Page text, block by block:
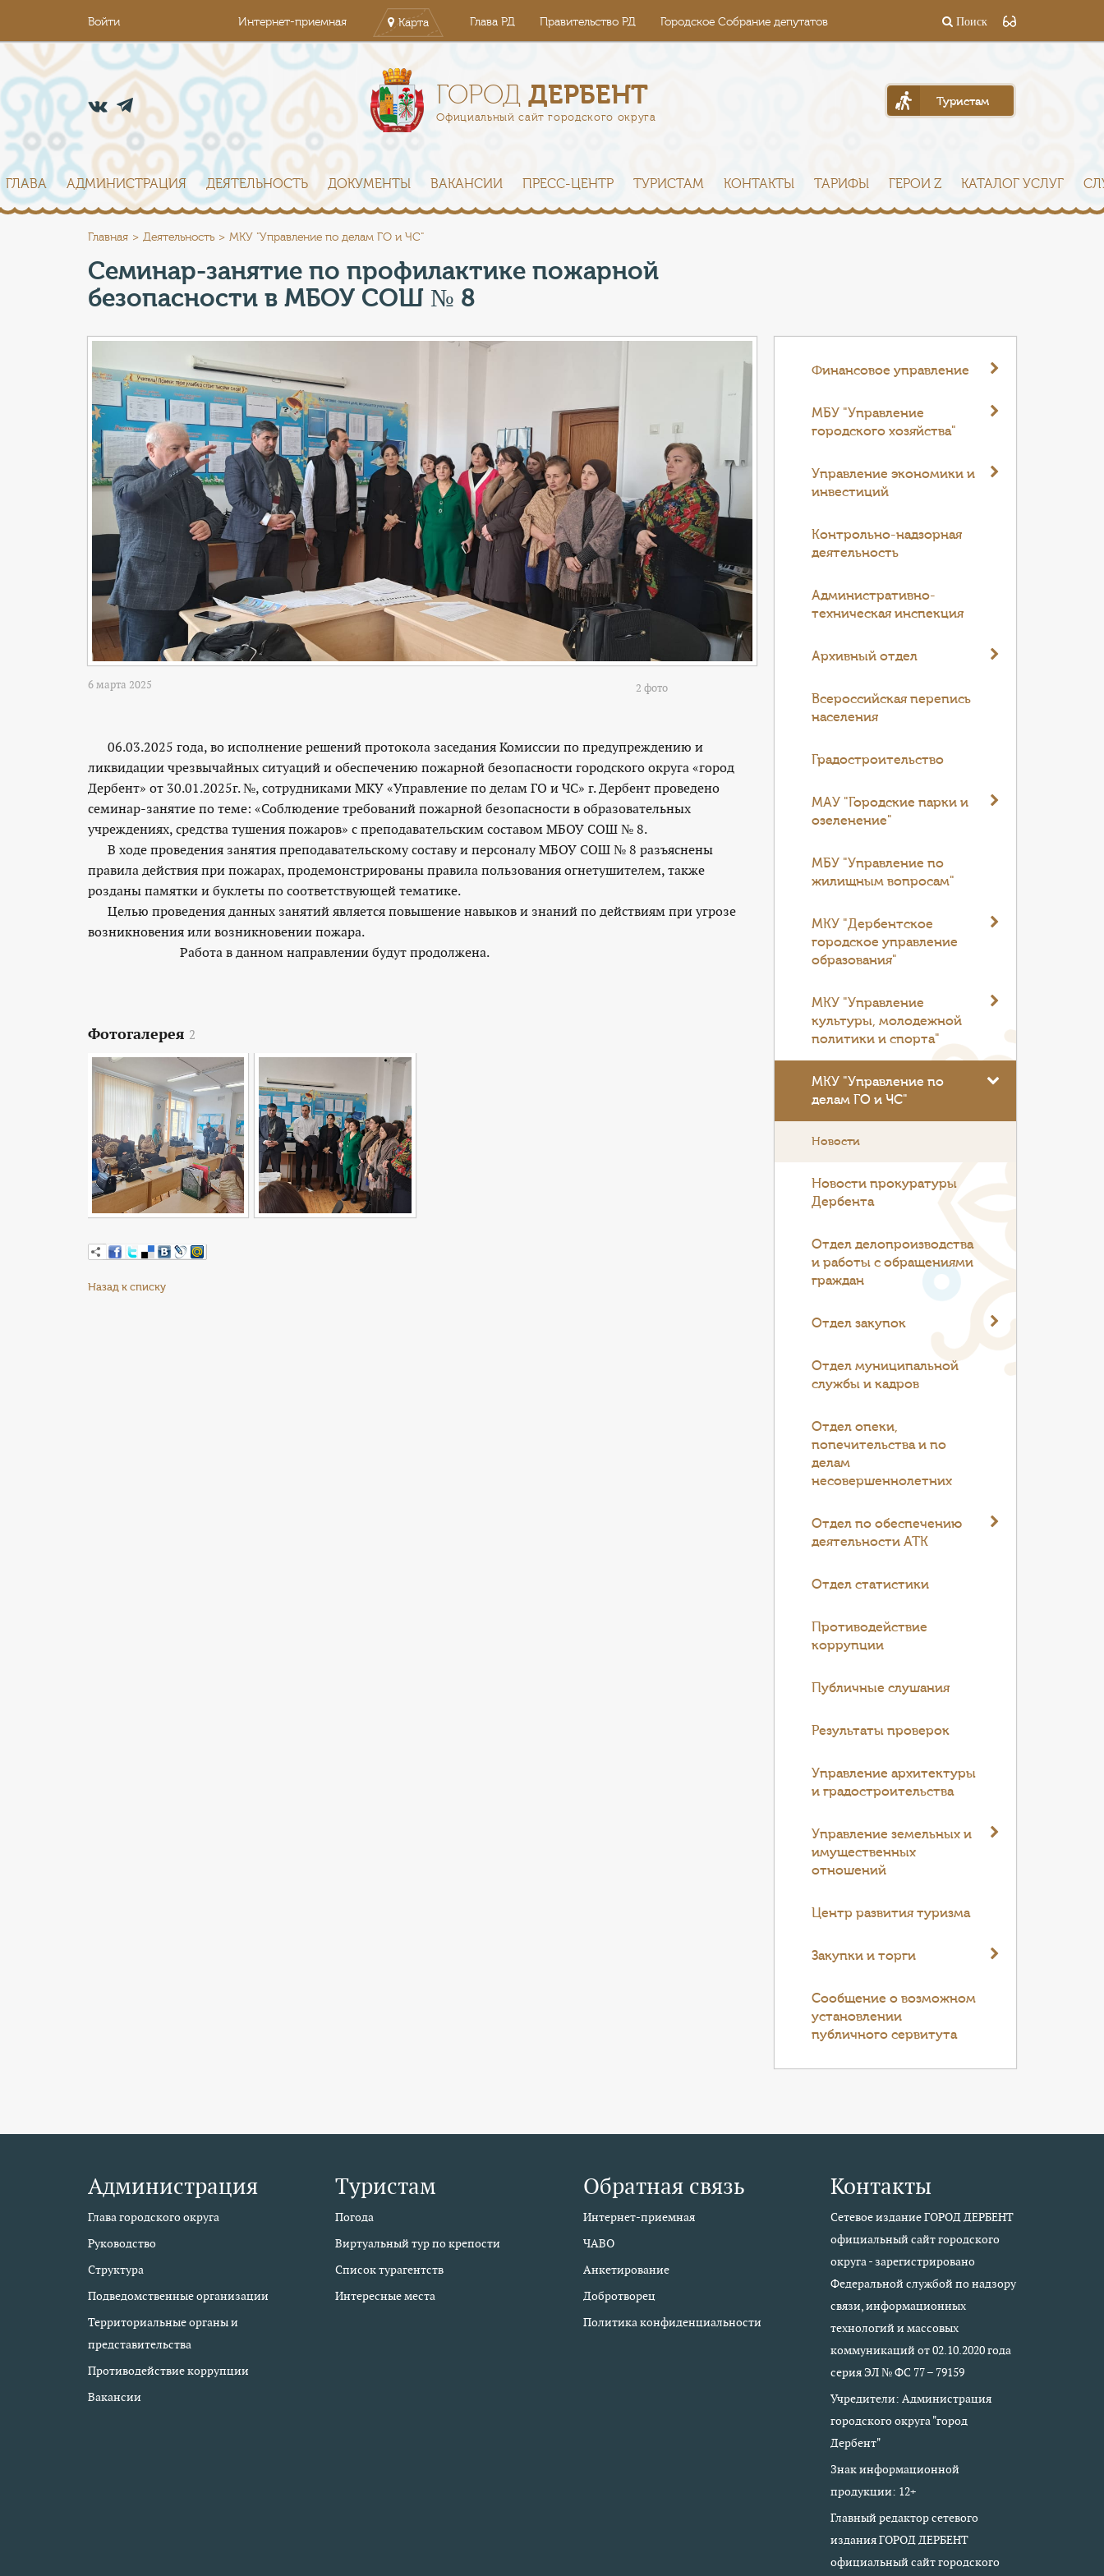
Войти Интернет-приемная Карта Глава РД Правительство РД Городское Собрание депутатов Поиск
ГОРОДДЕРБЕНТ
Официальный сайт городского округа
Туристам
ГЛАВА АДМИНИСТРАЦИЯ ДЕЯТЕЛЬНОСТЬ ДОКУМЕНТЫ ВАКАНСИИ ПРЕСС-ЦЕНТР ТУРИСТАМ КОНТАКТЫ ТАРИФЫ ГЕРОИ Z КАТАЛОГ УСЛУГ
Главная Деятельность МКУ "Управление по делам ГО и ЧС"
Семинар-занятие по профилактике пожарной
безопасности в МБОУ СОШ № 8
6 марта 2025 2 фото
06.03.2025 года, во исполнение решений протокола заседания Комиссии по предупреждению и
ликвидации чрезвычайных ситуаций и обеспечению пожарной безопасности городского округа «город
Дербент» от 30.01.2025г. №, сотрудниками МКУ «Управление по делам ГО и ЧС» г. Дербент проведено
семинар-занятие по теме: «Соблюдение требований пожарной безопасности в образовательных
учреждениях, средства тушения пожаров» с преподавательским составом МБОУ СОШ № 8.
В ходе проведения занятия преподавательскому составу и персоналу МБОУ СОШ № 8 разъяснены
правила действия при пожарах, продемонстрированы правила пользования огнетушителем, также
розданы памятки и буклеты по соответствующей тематике.
Целью проведения данных занятий является повышение навыков и знаний по действиям при угрозе
возникновения или возникновении пожара.
Работа в данном направлении будут продолжена.
Фотогалерея 2
Назад к списку
Финансовое управление
МБУ "Управление
городского хозяйства"
Управление экономики и
инвестиций
Контрольно-надзорная
деятельность
Административно-
техническая инспекция
Архивный отдел
Всероссийская перепись
населения
Градостроительство
МАУ "Городские парки и
озеленение"
МБУ "Управление по
жилищным вопросам"
МКУ "Дербентское
городское управление
образования"
МКУ "Управление
культуры, молодежной
политики и спорта"
МКУ "Управление по
делам ГО и ЧС"
Новости
Новости прокуратуры
Дербента
Отдел делопроизводства
и работы с обращениями
граждан
Отдел закупок
Отдел муниципальной
службы и кадров
Отдел опеки,
попечительства и по
делам
несовершеннолетних
Отдел по обеспечению
деятельности АТК
Отдел статистики
Противодействие
коррупции
Публичные слушания
Результаты проверок
Управление архитектуры
и градостроительства
Управление земельных и
имущественных
отношений
Центр развития туризма
Закупки и торги
Cообщение о возможном
установлении
публичного сервитута
Администрация
Глава городского округа
Руководство
Структура
Подведомственные организации
Территориальные органы и
представительства
Противодействие коррупции
Вакансии
Туристам
Погода
Виртуальный тур по крепости
Список турагентств
Интересные места
Обратная связь
Интернет-приемная
ЧАВО
Анкетирование
Добротворец
Политика конфиденциальности
Контакты
Сетевое издание ГОРОД ДЕРБЕНТ
официальный сайт городского
округа - зарегистрировано
Федеральной службой по надзору
связи, информационных
технологий и массовых
коммуникаций от 02.10.2020 года
серия ЭЛ № ФС 77 – 79159
Учредители: Администрация
городского округа "город
Дербент"
Знак информационной
продукции: 12+
Главный редактор сетевого
издания ГОРОД ДЕРБЕНТ
официальный сайт городского